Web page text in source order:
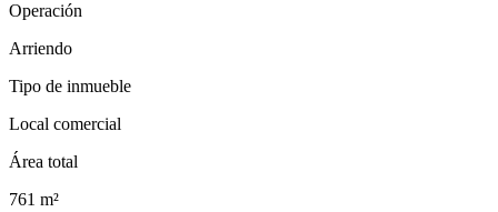
Operación
Arriendo
Tipo de inmueble
Local comercial
Área total
761 m²